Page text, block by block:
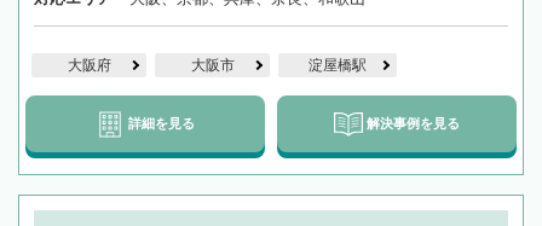
大阪府 大阪市 淀屋橋駅
詳細を見る 解決事例を見る